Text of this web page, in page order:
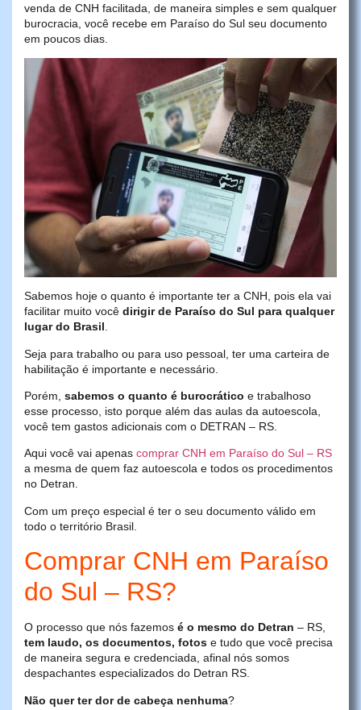
venda de CNH facilitada, de maneira simples e sem qualquer
burocracia, você recebe em Paraíso do Sul seu documento
em poucos dias.
Sabemos hoje o quanto é importante ter a CNH, pois ela vai
facilitar muito você dirigir de Paraíso do Sul para qualquer
lugar do Brasil.
Seja para trabalho ou para uso pessoal, ter uma carteira de
habilitação é importante e necessário.
Porém, sabemos o quanto é burocrático e trabalhoso
esse processo, isto porque além das aulas da autoescola,
você tem gastos adicionais com o DETRAN – RS.
Aqui você vai apenas comprar CNH em Paraíso do Sul – RS
a mesma de quem faz autoescola e todos os procedimentos
no Detran.
Com um preço especial é ter o seu documento válido em
todo o território Brasil.
Comprar CNH em Paraíso
do Sul – RS?
O processo que nós fazemos é o mesmo do Detran – RS,
tem laudo, os documentos, fotos e tudo que você precisa
de maneira segura e credenciada, afinal nós somos
despachantes especializados do Detran RS.
Não quer ter dor de cabeça nenhuma?